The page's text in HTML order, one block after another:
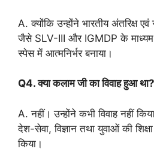
A. क्योंकि उन्होंने भारतीय अंतरिक्ष एवं
जैसे SLV-III और IGMDP के माध्यम
स्पेस में आत्मनिर्भर बनाया।
Q4. क्या कलाम जी का विवाह हुआ था?
A. नहीं। उन्होंने कभी विवाह नहीं
देश-सेवा, विज्ञान तथा युवाओं की
किया।